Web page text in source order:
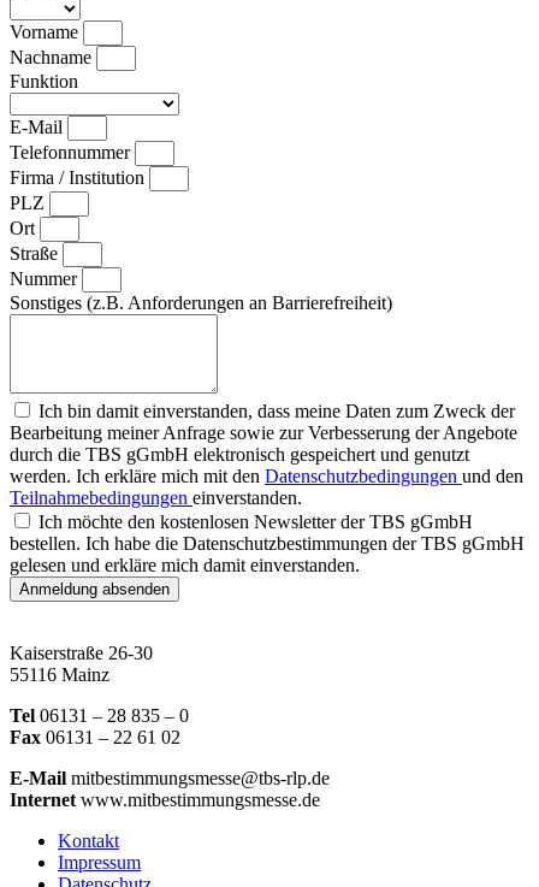
Vorname
Nachname
Funktion
E-Mail
Telefonnummer
Firma / Institution
PLZ
Ort
Straße
Nummer
Sonstiges (z.B. Anforderungen an Barrierefreiheit)
Ich bin damit einverstanden, dass meine Daten zum Zweck der
Bearbeitung meiner Anfrage sowie zur Verbesserung der Angebote
durch die TBS gGmbH elektronisch gespeichert und genutzt
werden. Ich erkläre mich mit den Datenschutzbedingungen und den
Teilnahmebedingungen einverstanden.
Ich möchte den kostenlosen Newsletter der TBS gGmbH
bestellen. Ich habe die Datenschutzbestimmungen der TBS gGmbH
gelesen und erkläre mich damit einverstanden.
Anmeldung absenden
Kaiserstraße 26-30
55116 Mainz
Tel 06131 – 28 835 – 0
Fax 06131 – 22 61 02
E-Mail mitbestimmungsmesse@tbs-rlp.de
Internet www.mitbestimmungsmesse.de
Kontakt
Impressum